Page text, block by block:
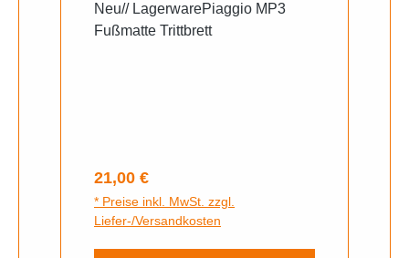
Neu// LagerwarePiaggio MP3
Fußmatte Trittbrett
Regulärer Preis:
21,00 €
* Preise inkl. MwSt. zzgl.
Liefer-/Versandkosten